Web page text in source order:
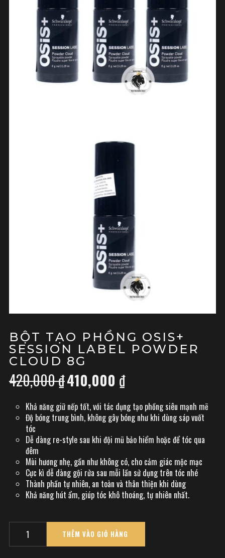
BỘT TẠO PHỒNG OSIS+
SESSION LABEL POWDER
CLOUD 8G
420,000₫ Giá
là:
420,000 ₫.
410,000 ₫Giá
tại
là:
410,000 ₫.
Khả năng giữ nếp tốt, với tác dụng tạo phồng siêu mạnh mẽ
Độ bóng trung bình, không gây bóng như khi dùng sáp vuốt
tóc
Dễ dàng re-style sau khi đội mũ bảo hiểm hoặc để tóc qua
đêm
Mùi hương nhẹ, gần như không có, cho cảm giác mộc mạc
Cực kì dễ dàng gội rửa sau mỗi lần sử dụng trên tóc nhé
Thành phần tự nhiên, an toàn và thân thiện khi dùng
Khả năng hút ẩm, giúp tóc khô thoáng, tự nhiên nhất.
THÊM VÀO GIỎ HÀNG